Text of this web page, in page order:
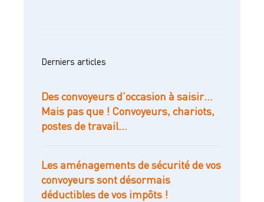
Derniers articles
Des convoyeurs d’occasion à saisir…
Mais pas que ! Convoyeurs, chariots,
postes de travail…
Les aménagements de sécurité de vos
convoyeurs sont désormais
déductibles de vos impôts !